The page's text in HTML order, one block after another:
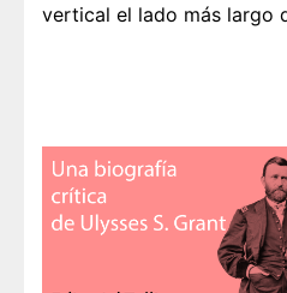
vertical el lado más largo